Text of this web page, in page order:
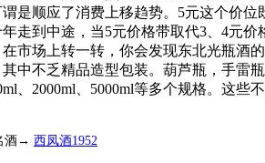
是顺应了消费上移趋势。5元这个价
走到中途，当5元价格带取代3、4元
市场上转一转，你会发现东北光瓶
不乏精品造型包装。葫芦瓶，手雷
、2000ml、5000ml等多个规格。
酒→ 西凤酒1952